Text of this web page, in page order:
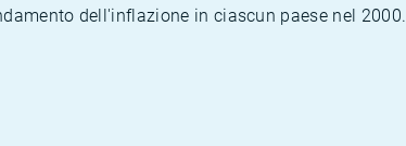
dell'inflazione in ciascun paese nel 2000.